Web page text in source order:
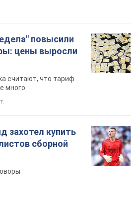
повысили
цены выросли
считают, что тариф
много
захотел купить
сборной